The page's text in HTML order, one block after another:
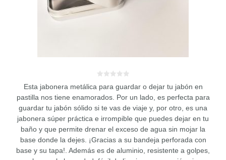
d
5
Esta jabonera metálica para guardar o dejar tu jabón en
pastilla nos tiene enamorados. Por un lado, es perfecta para
guardar tu jabón sólido si te vas de viaje y, por otro, es una
jabonera súper práctica e irrompible que puedes dejar en tu
baño y que permite drenar el exceso de agua sin mojar la
base donde la dejes. ¡Gracias a su bandeja perforada con
base y su tapa!. Además es de aluminio, resistente a golpes,